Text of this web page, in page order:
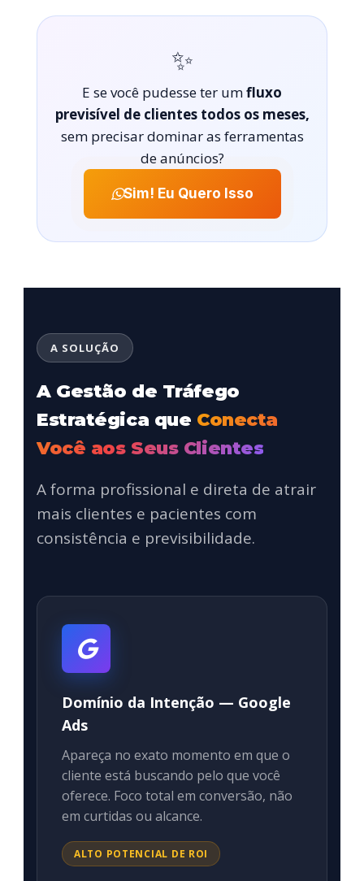
✨
E se você pudesse ter umfluxo
previsível de clientes todos os meses,
sem precisar dominar as ferramentas
de anúncios?
Sim! Eu Quero Isso
A SOLUÇÃO
A Gestão de Tráfego
Estratégica que Conecta
Você aos Seus Clientes
A forma profissional e direta de atrair
mais clientes e pacientes com
consistência e previsibilidade.
Domínio da Intenção — Google
Ads
Apareça no exato momento em que o
cliente está buscando pelo que você
oferece. Foco total em conversão, não
em curtidas ou alcance.
ALTO POTENCIAL DE ROI